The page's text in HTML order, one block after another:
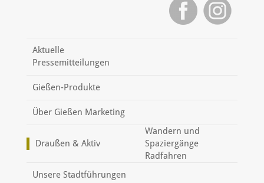
Aktuelle
Pressemitteilungen
Gießen-Produkte
Über Gießen Marketing
Draußen & Aktiv
Wandern und
Spaziergänge
Radfahren
Unsere Stadtführungen